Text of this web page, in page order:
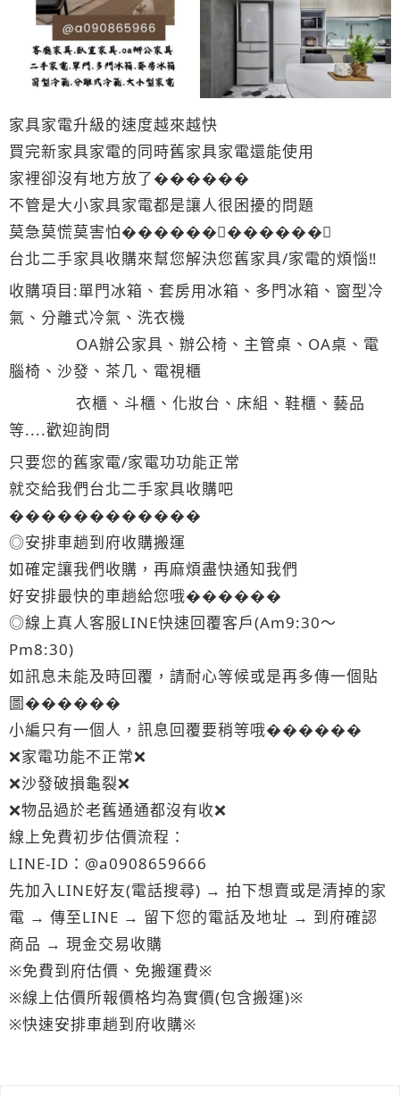
家具家電升級的速度越來越快
買完新家具家電的同時舊家具家電還能使用
家裡卻沒有地方放了������
不管是大小家具家電都是讓人很困擾的問題
莫急莫慌莫害怕������‍♂������‍♂
台北二手家具收購來幫您解決您舊家具/家電的煩惱‼
收購項目:單門冰箱、套房用冰箱、多門冰箱、窗型冷
氣、分離式冷氣、洗衣機
OA辦公家具、辦公椅、主管桌、OA桌、電
腦椅、沙發、茶几、電視櫃
衣櫃、斗櫃、化妝台、床組、鞋櫃、藝品
等....歡迎詢問
只要您的舊家電/家電功功能正常
就交給我們台北二手家具收購吧
������‍������
◎安排車趟到府收購搬運
如確定讓我們收購，再麻煩盡快通知我們
好安排最快的車趟給您哦������
◎線上真人客服LINE快速回覆客戶(Am9:30～
Pm8:30)
如訊息未能及時回覆，請耐心等候或是再多傳一個貼
圖������
小編只有一個人，訊息回覆要稍等哦������
❌家電功能不正常❌
❌沙發破損龜裂❌
❌物品過於老舊通通都沒有收❌
線上免費初步估價流程：
LINE-ID：@a0908659666
先加入LINE好友(電話搜尋) → 拍下想賣或是清掉的家
電 → 傳至LINE → 留下您的電話及地址 → 到府確認
商品 → 現金交易收購
※免費到府估價、免搬運費※
※線上估價所報價格均為實價(包含搬運)※
※快速安排車趟到府收購※